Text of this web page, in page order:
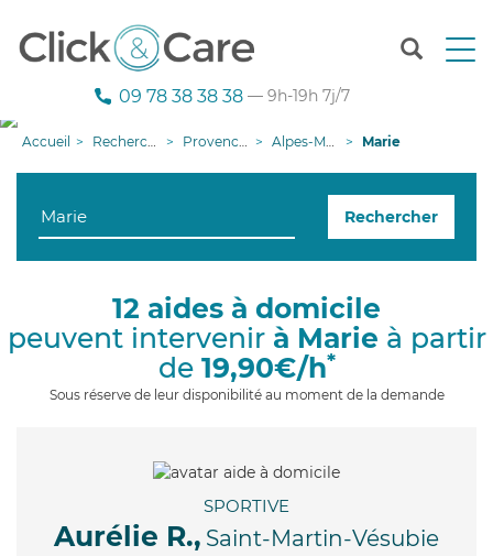
T
n
g
i
09 78 38 38 38 — 9h-19h 7j/7
Accueil Recherche aide à domicile Provence-Alpes-Côte d'Azur Alpes-Maritimes Marie
Rechercher
12 aides à domicile
peuvent intervenir à Marie à partir
de 19,90€/h*
Sous réserve de leur disponibilité au moment de la demande
SPORTIVE
Aurélie R., Saint-Martin-Vésubie